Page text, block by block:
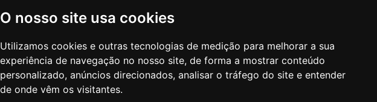
O nosso site usa cookies
Utilizamos cookies e outras tecnologias de medição para melhorar a sua
experiência de navegação no nosso site, de forma a mostrar conteúdo
personalizado, anúncios direcionados, analisar o tráfego do site e entender
de onde vêm os visitantes.
Agenda Notícias Notas Técnicas Fale Conocsco